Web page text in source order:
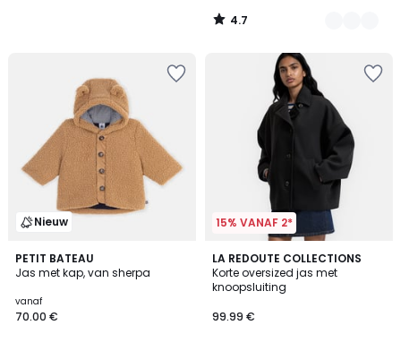
4.7
/
Nieuw
PETIT BATEAU
Jas met kap, van sherpa
vanaf
70.00 €
15% VANAF 2*
LA REDOUTE COLLECTIONS
Korte oversized jas met
knoopsluiting
99.99 €
4.5
/ 5